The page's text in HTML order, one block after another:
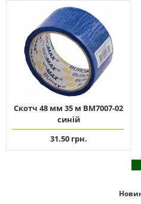
Скотч 48 мм 35 м ВМ7007-02
синій
31.50 грн.